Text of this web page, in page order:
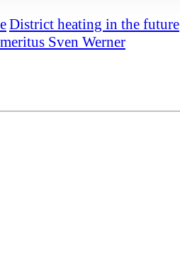
District heating in the future
Sven Werner